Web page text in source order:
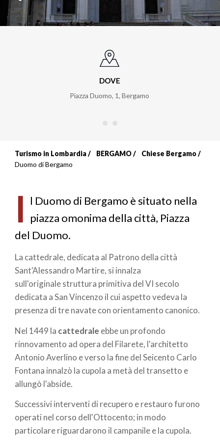
DOVE
Piazza Duomo, 1, Bergamo
Briciole
pane
Turismo in Lombardia BERGAMO
Chiese Bergamo
Duomo di Bergamo
I l Duomo di Bergamo è situato nella
piazza omonima della città, Piazza
del Duomo.
La cattedrale, dedicata al Patrono della città
Sant'Alessandro Martire, si innalza
sull'originale struttura primitiva del VI secolo
dedicata a San Vincenzo il cui aspetto vedeva la
presenza di tre navate con orientamento canonico.
Nel 1449 la cattedrale ebbe un profondo
rinnovamento ad opera del Filarete, l'architetto
Antonio Averlino e verso la fine del Seicento Carlo
Fontana innalzò la cupola a metà del transetto e
allungò l'abside.
Successivi interventi di recupero e restauro furono
operati nel corso dell'Ottocento; in modo
particolare riguardarono il campanile e la cupola.